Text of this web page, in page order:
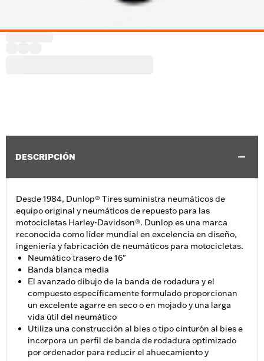
DESCRIPCIÓN
Desde 1984, Dunlop® Tires suministra neumáticos de
equipo original y neumáticos de repuesto para las
motocicletas Harley-Davidson®. Dunlop es una marca
reconocida como líder mundial en excelencia en diseño,
ingeniería y fabricación de neumáticos para motocicletas.
Neumático trasero de 16"
Banda blanca media
El avanzado dibujo de la banda de rodadura y el
compuesto específicamente formulado proporcionan
un excelente agarre en seco o en mojado y una larga
vida útil del neumático
Utiliza una construcción al bies o tipo cinturón al bies e
incorpora un perfil de banda de rodadura optimizado
por ordenador para reducir el ahuecamiento y